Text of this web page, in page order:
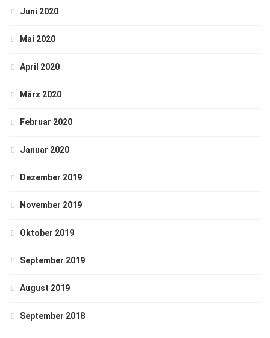
Juni 2020
Mai 2020
April 2020
März 2020
Februar 2020
Januar 2020
Dezember 2019
November 2019
Oktober 2019
September 2019
August 2019
September 2018